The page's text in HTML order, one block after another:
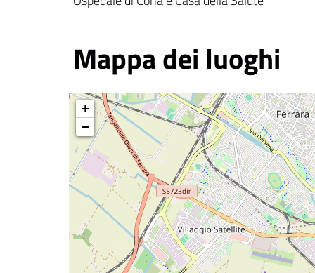
Mappa dei luoghi
+
−